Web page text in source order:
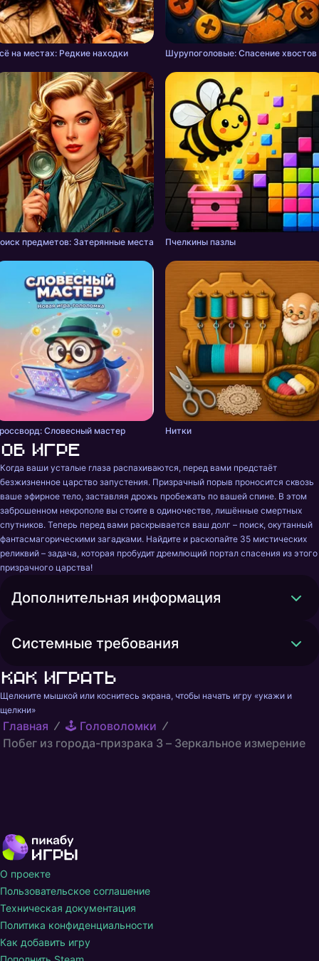
на местах: Редкие находки Шурупоголовые: Спасение хвостов
предметов: Затерянные места Пчелкины пазлы
Словесный мастер Нитки
Об игре
Когда ваши усталые глаза распахиваются, перед вами предстаёт
безжизненное царство запустения. Призрачный порыв проносится сквозь
ваше эфирное тело, заставляя дрожь пробежать по вашей спине. В этом
заброшенном некрополе вы стоите в одиночестве, лишённые смертных
спутников. Теперь перед вами раскрывается ваш долг – поиск, окутанный
фантасмагорическими загадками. Найдите и раскопайте 35 мистических
реликвий – задача, которая пробудит дремлющий портал спасения из этого
призрачного царства!
Дополнительная информация
Системные требования
Как играть
Щелкните мышкой или коснитесь экрана, чтобы начать игру «укажи и
щелкни»
Главная
🕹️ Головоломки
Побег из города-призрака 3 – Зеркальное измерение
О проекте
Пользовательское соглашение
Техническая документация
Политика конфиденциальности
Как добавить игру